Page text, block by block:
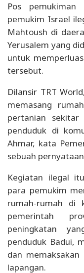
Pos
pemukim Israel
Mahtoush di
Yerusalem yang
untuk
tersebut.
Dilansir TRT
memasang
pertanian
penduduk di
Ahmar, kata
sebuah
Kegiatan ilegal
para pemukim
rumah-rumah di
pemerintah
peningkatan
penduduk Badui,
dan
lapangan.